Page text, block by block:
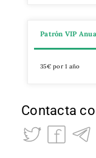
Patrón VIP
35€ por 1 año
Contacta